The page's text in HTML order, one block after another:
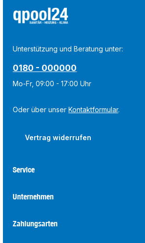
Unterstützung und Beratung unter:
0180 - 000000
Mo-Fr, 09:00 - 17:00 Uhr
Oder über unserKontaktformular.
Vertrag widerrufen
Service
Unternehmen
Zahlungsarten